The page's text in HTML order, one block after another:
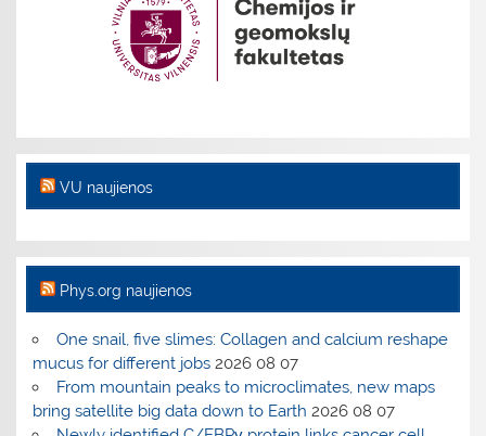
VU naujienos
Phys.org naujienos
One snail, five slimes: Collagen and calcium reshape
mucus for different jobs 2026 08 07
From mountain peaks to microclimates, new maps
bring satellite big data down to Earth 2026 08 07